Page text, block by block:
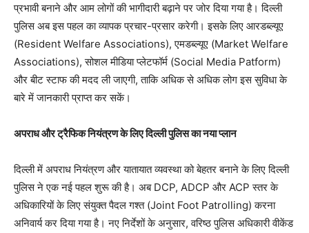
प्रभावी बनाने और आम लोगों की भागीदारी बढ़ाने पर जोर दिया गया है। दिल्ली
पुलिस अब इस पहल का व्यापक प्रचार-प्रसार करेगी। इसके लिए आरडब्ल्यूए
(Resident Welfare Associations), एमडब्ल्यूए (Market Welfare
Associations), सोशल मीडिया प्लेटफॉर्म (Social Media Patform)
और बीट स्टाफ की मदद ली जाएगी, ताकि अधिक से अधिक लोग इस सुविधा के
बारे में जानकारी प्राप्त कर सकें।
अपराध और ट्रैफिक नियंत्रण के लिए दिल्ली पुलिस का नया प्लान
दिल्ली में अपराध नियंत्रण और यातायात व्यवस्था को बेहतर बनाने के लिए दिल्ली
पुलिस ने एक नई पहल शुरू की है। अब DCP, ADCP और ACP स्तर के
अधिकारियों के लिए संयुक्त पैदल गश्त (Joint Foot Patrolling) करना
अनिवार्य कर दिया गया है। नए निर्देशों के अनुसार, वरिष्ठ पुलिस अधिकारी वीकेंड